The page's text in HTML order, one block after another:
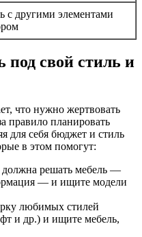
с другими элементами
под свой стиль и
что нужно жертвовать
правило планировать
для себя бюджет и стиль
в этом помогут:
должна решать мебель —
— и ищите модели
любимых стилей
и др.) и ищите мебель,